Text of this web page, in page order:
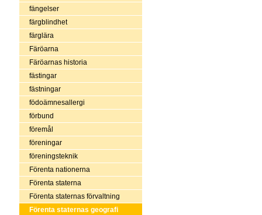
fängelser
färgblindhet
färglära
Färöarna
Färöarnas historia
fästingar
fästningar
födoämnesallergi
förbund
föremål
föreningar
föreningsteknik
Förenta nationerna
Förenta staterna
Förenta staternas förvaltning
Förenta staternas geografi